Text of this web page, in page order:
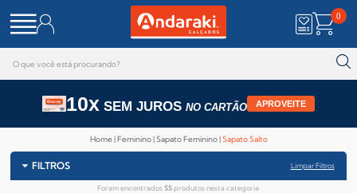
0
10x SEM JUROS NO CARTÃO APROVEITE
Home Feminino Sapato Feminino Sapato Salto
FILTROS Limpar Filtros
Foram encontrados 55produtos nesta categoria